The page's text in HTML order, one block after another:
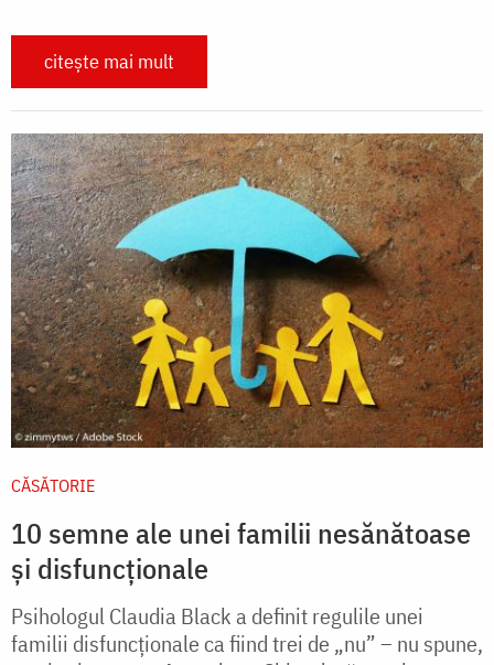
citește mai mult
CĂSĂTORIE
10 semne ale unei familii nesănătoase
și disfuncționale
Psihologul Claudia Black a definit regulile unei
familii disfuncţionale ca fiind trei de „nu” – nu spune,